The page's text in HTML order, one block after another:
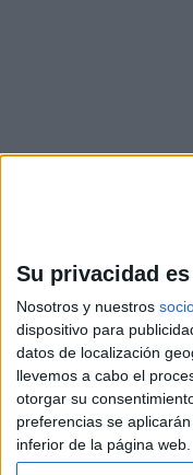
Su privacidad
Nosotros y nuestros
dispositivo para
datos de localización
llevemos a cabo el
otorgar su
preferencias se
inferior de la página web.